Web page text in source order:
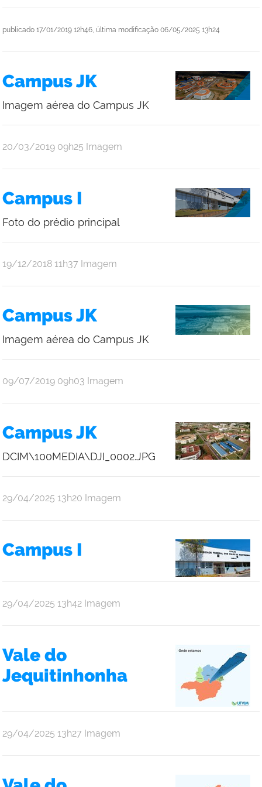
publicado 17/01/2019 12h46, última modificação 06/05/2025 13h24
Campus JK
Imagem aérea do Campus JK
publicado
20/03/2019 09h25 Imagem
Campus I
Foto do prédio principal
publicado
19/12/2018 11h37 Imagem
Campus JK
Imagem aérea do Campus JK
publicado
09/07/2019 09h03 Imagem
Campus JK
DCIM\100MEDIA\DJI_0002.JPG
publicado
29/04/2025 13h20 Imagem
Campus I
publicado
29/04/2025 13h42 Imagem
Vale do
Jequitinhonha
publicado
29/04/2025 13h27 Imagem